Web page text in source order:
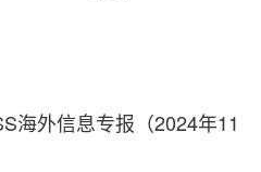
海外信息专报（2024年11